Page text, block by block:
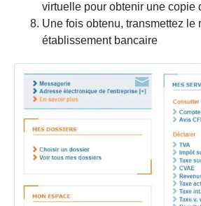
virtuelle pour obtenir une copie
Une fois obtenu, transmettez le
établissement bancaire